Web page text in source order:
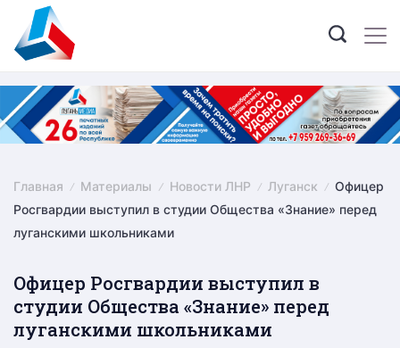
content
Главная Материалы Новости ЛНР Луганск
Офицер
Росгвардии выступил в студии Общества «Знание» перед
луганскими школьниками
Офицер Росгвардии выступил в
студии Общества «Знание» перед
луганскими школьниками